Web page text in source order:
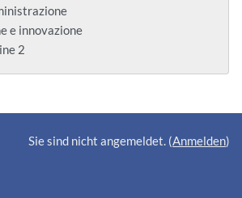
e innovazione
2
Sie sind nicht angemeldet. (Anmelden)